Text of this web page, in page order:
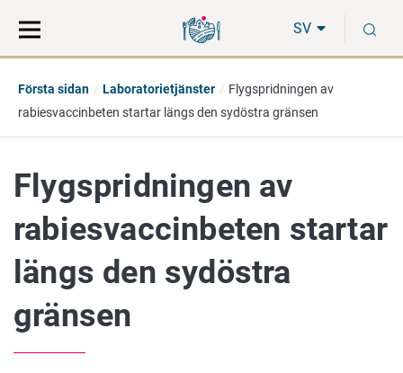
direkt
till
på
hela
SV
Första sidan Laboratorietjänster
Flygspridningen av
rabiesvaccinbeten startar längs den sydöstra gränsen
Flygspridningen av
rabiesvaccinbeten startar
längs den sydöstra
gränsen